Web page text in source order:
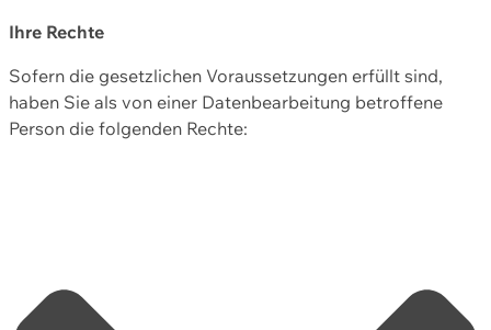
Ihre Rechte
Sofern die gesetzlichen Voraussetzungen erfüllt sind,
haben Sie als von einer Datenbearbeitung betroffene
Person die folgenden Rechte: